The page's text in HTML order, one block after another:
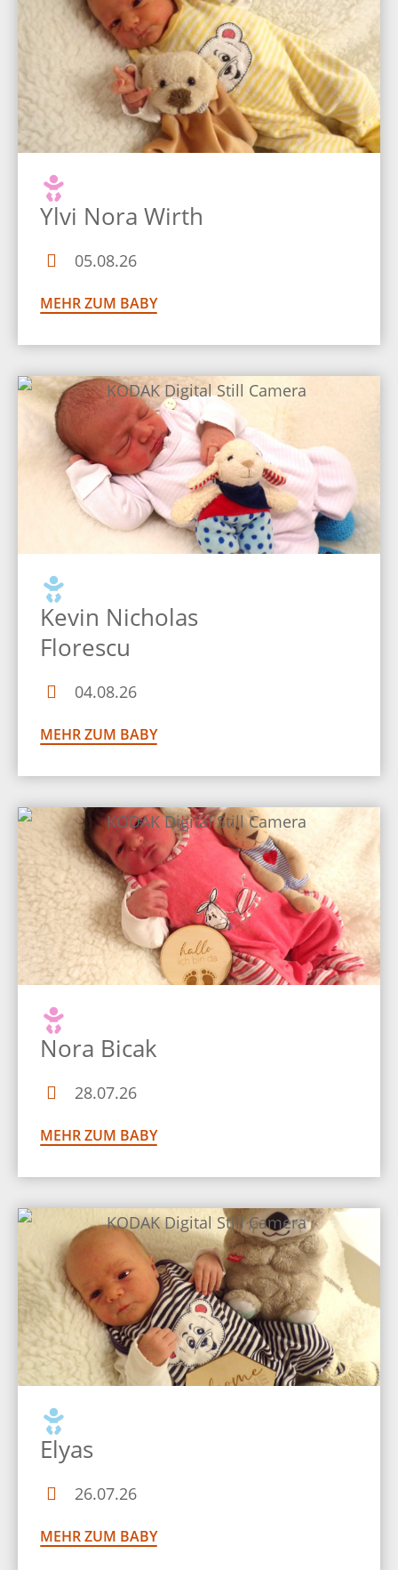
Ylvi Nora Wirth
05.08.26
MEHR ZUM BABY
Kevin Nicholas
Florescu
04.08.26
MEHR ZUM BABY
Nora Bicak
28.07.26
MEHR ZUM BABY
Elyas
26.07.26
MEHR ZUM BABY